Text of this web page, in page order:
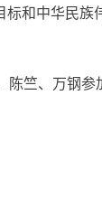
标和中华民族
竺、万钢参